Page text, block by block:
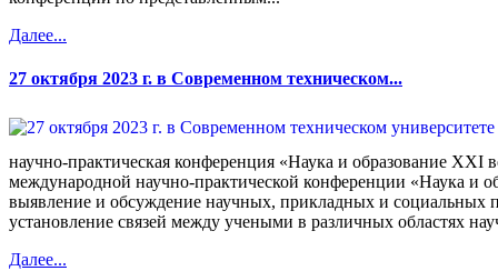
Далее...
27 октября 2023 г. в Современном техническом...
научно-практическая конференция «Наука и образование
международной научно-практической конференции «Наука и
выявление и обсуждение научных, прикладных и социальных
установление связей между учеными в различных областях
Далее...